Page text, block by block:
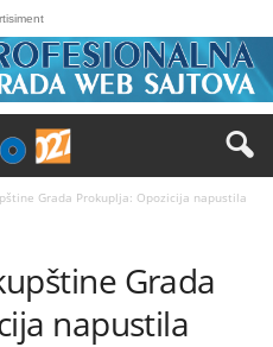
Grada Prokuplja: Opozicija napustila
Grada
napustila